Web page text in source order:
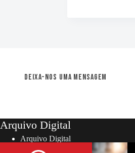
Deixa-nos uma mensagem
Arquivo Digital
Arquivo Digital